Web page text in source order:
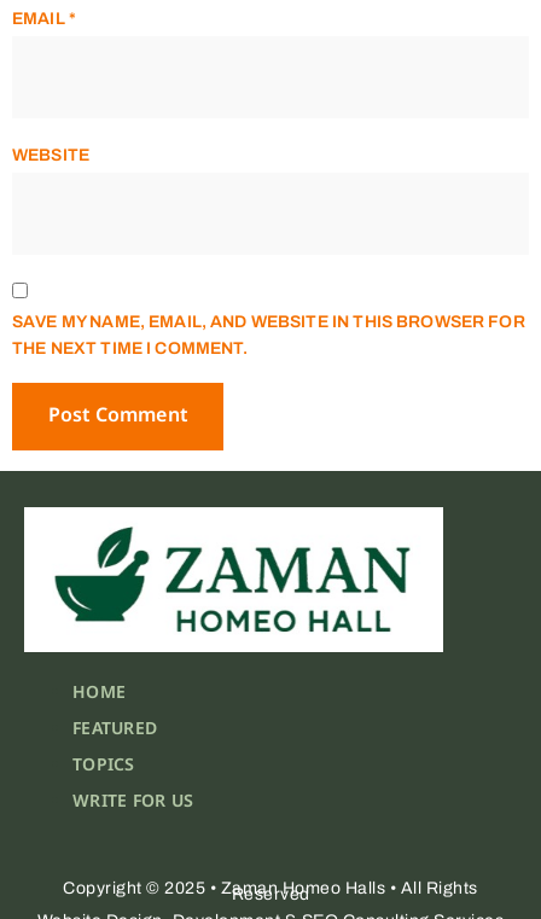
EMAIL *
WEBSITE
SAVE MY NAME, EMAIL, AND WEBSITE IN THIS BROWSER FOR
THE NEXT TIME I COMMENT.
HOME
FEATURED
TOPICS
WRITE FOR US
Copyright © 2025 • Zaman Homeo Halls • All Rights
Reserved